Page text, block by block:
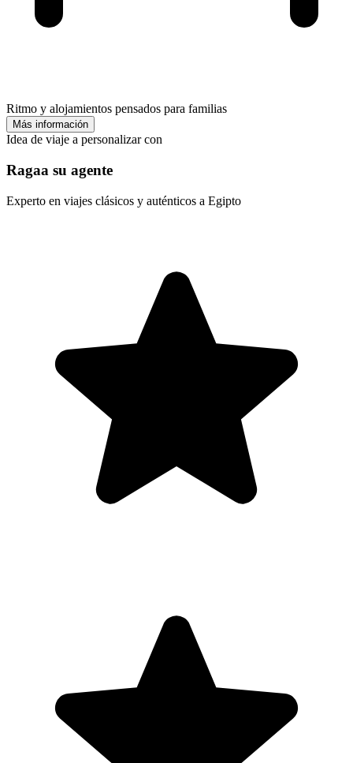
Ritmo y alojamientos pensados para familias
Más información
Idea de viaje a personalizar con
Ragaa su agente
Experto en viajes clásicos y auténticos a Egipto